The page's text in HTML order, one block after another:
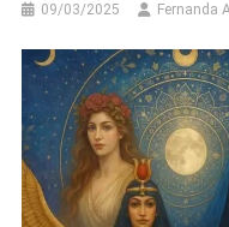
09/03/2025 Fernanda